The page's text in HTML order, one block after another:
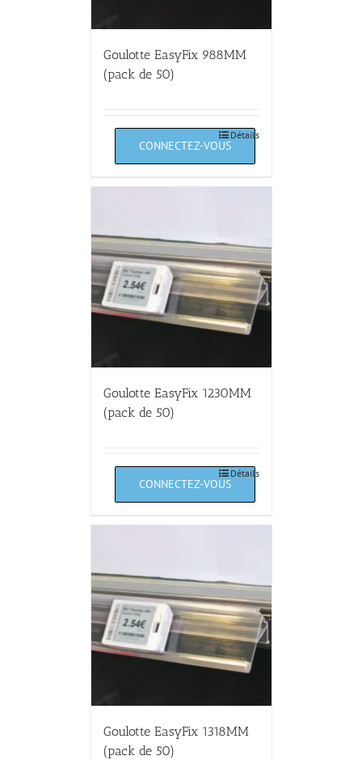
Goulotte EasyFix 988MM
(pack de 50)
Détails
Goulotte EasyFix 1230MM
(pack de 50)
Détails
Goulotte EasyFix 1318MM
(pack de 50)